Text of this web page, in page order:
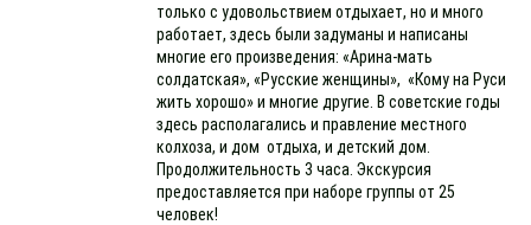
только с удовольствием отдыхает, но и много
работает, здесь были задуманы и написаны
многие его произведения: «Арина-мать
солдатская», «Русские женщины», «Кому на Руси
жить хорошо» и многие другие. В советские годы
здесь располагались и правление местного
колхоза, и дом отдыха, и детский дом.
Продолжительность 3 часа. Экскурсия
предоставляется при наборе группы от 25
человек!